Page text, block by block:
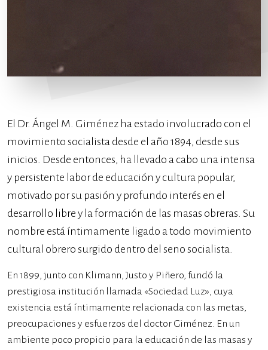
El Dr. Ángel M. Giménez ha estado involucrado con el
movimiento socialista desde el año 1894, desde sus
inicios. Desde entonces, ha llevado a cabo una intensa
y persistente labor de educación y cultura popular,
motivado por su pasión y profundo interés en el
desarrollo libre y la formación de las masas obreras. Su
nombre está íntimamente ligado a todo movimiento
cultural obrero surgido dentro del seno socialista.
En 1899, junto con Klimann, Justo y Piñero, fundó la
prestigiosa institución llamada «Sociedad Luz», cuya
existencia está íntimamente relacionada con las metas,
preocupaciones y esfuerzos del doctor Giménez. En un
ambiente poco propicio para la educación de las masas y